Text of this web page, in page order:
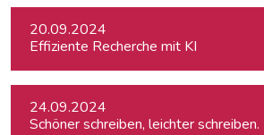
20.09.2024
Effiziente Recherche mit KI
24.09.2024
Schöner schreiben, leichter schreiben.